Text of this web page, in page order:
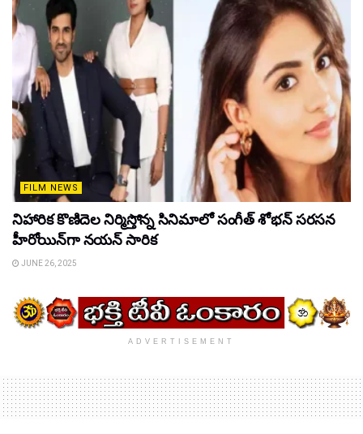
FILM NEWS
నిహారిక కొణిదెల నిర్మిస్తోన్న సినిమాలో సంగీత్ శోభన్ సరసన
హీరోయిన్‌గా నయన్ సారిక
JUNE 26, 2025
ADVERTISEMENT